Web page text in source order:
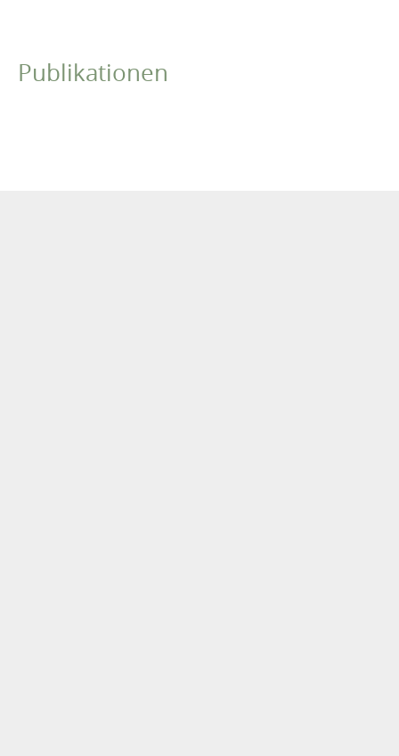
Publikationen